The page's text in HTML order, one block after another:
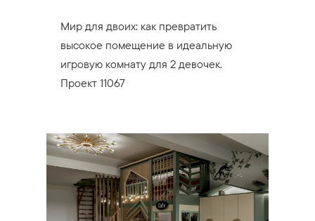
Мир для двоих: как превратить
высокое помещение в идеальную
игровую комнату для 2 девочек.
Проект 11067